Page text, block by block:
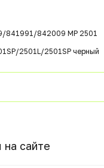
841991/842009 MP 2501
2501L/2501SP черный
сайте